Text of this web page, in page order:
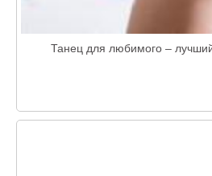
Танец для любимого –